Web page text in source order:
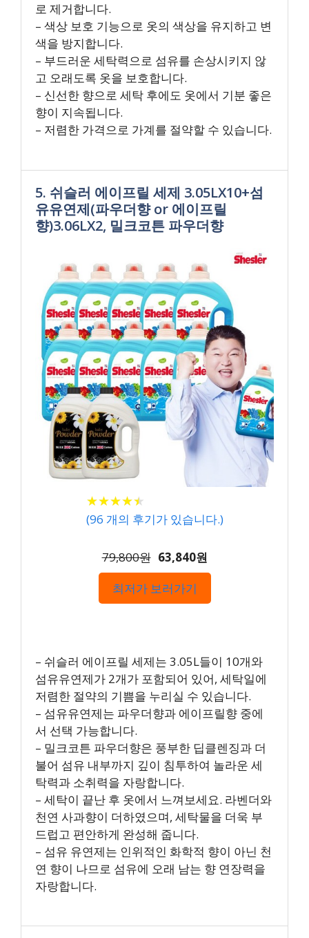
로 제거합니다.
– 색상 보호 기능으로 옷의 색상을 유지하고 변
색을 방지합니다.
– 부드러운 세탁력으로 섬유를 손상시키지 않
고 오래도록 옷을 보호합니다.
– 신선한 향으로 세탁 후에도 옷에서 기분 좋은
향이 지속됩니다.
– 저렴한 가격으로 가계를 절약할 수 있습니다.
5. 쉬슬러 에이프릴 세제 3.05LX10+섬
유유연제(파우더향 or 에이프릴
향)3.06LX2, 밀크코튼 파우더향
★★★★★
★★★★★
(96 개의 후기가 있습니다.)
79,800원 63,840원
최저가 보러가기
– 쉬슬러 에이프릴 세제는 3.05L들이 10개와
섬유유연제가 2개가 포함되어 있어, 세탁일에
저렴한 절약의 기쁨을 누리실 수 있습니다.
– 섬유유연제는 파우더향과 에이프릴향 중에
서 선택 가능합니다.
– 밀크코튼 파우더향은 풍부한 딥클렌징과 더
불어 섬유 내부까지 깊이 침투하여 놀라운 세
탁력과 소취력을 자랑합니다.
– 세탁이 끝난 후 옷에서 느껴보세요. 라벤더와
천연 사과향이 더하였으며, 세탁물을 더욱 부
드럽고 편안하게 완성해 줍니다.
– 섬유 유연제는 인위적인 화학적 향이 아닌 천
연 향이 나므로 섬유에 오래 남는 향 연장력을
자랑합니다.